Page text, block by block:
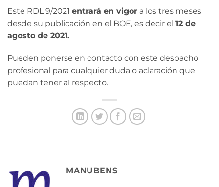
Este RDL 9/2021 entrará en vigor a los tres meses
desde su publicación en el BOE, es decir el 12 de
agosto de 2021.
Pueden ponerse en contacto con este despacho
profesional para cualquier duda o aclaración que
puedan tener al respecto.
MANUBENS